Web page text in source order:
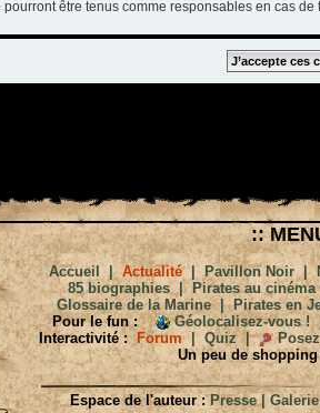
pourront être tenus comme responsables en cas
::
Accueil |Actualité|Pavillon Noir|
85 biographies| Pirates au cinéma
Glossaire de la Marine|Pirates en
Pour le fun :
Géolocalisez-vous !
Interactivité : Forum| Quiz|
Un peu de
Espace de l'auteur : Presse|